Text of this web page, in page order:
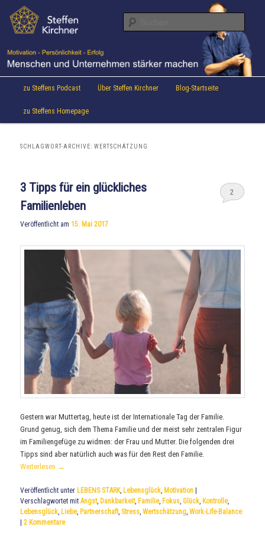
Inhalt
wechseln
sekundären
Inhalt
Steffen Kirchner Blog
Aktuelles von Speaker & Motivationstrainer Steffen Kirchner
Hauptmenü
zu Steffens Podcast Über Steffen Kirchner Blog-Startseite
zu Steffens Homepage
SCHLAGWORT-ARCHIVE:WERTSCHÄTZUNG
3 Tipps für ein glückliches
Familienleben
Veröffentlicht am15. Mai 2017
2
Gestern war Muttertag, heute ist der Internationale Tag der Familie.
Grund genug, sich dem Thema Familie und der meist sehr zentralen Figur
im Familiengefüge zu widmen: der Frau und Mutter. Die folgenden drei
Tipps sind aber natürlich auch was für den Rest den Familie.
Weiterlesen →
Veröffentlicht unter LEBENS STARK, Lebensglück, Motivation
Verschlagwortet mit Angst, Dankbarkeit, Familie, Fokus,Glück, Kontrolle,
Lebensglück, Liebe, Partnerschaft, Stress,Wertschätzung,Work-Life-Balance
|2 Kommentare